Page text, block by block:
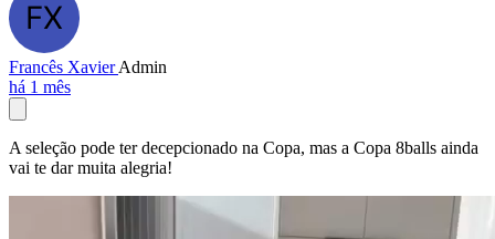
Francês XavierAdmin
há 1 mês
A seleção pode ter decepcionado na Copa, mas a Copa 8balls ainda
vai te dar muita alegria!